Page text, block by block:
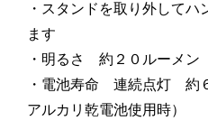
・スタンドを取り外してハ
ます
・明るさ 約２０ルーメン
・電池寿命 連続点灯 約
アルカリ乾電池使用時）